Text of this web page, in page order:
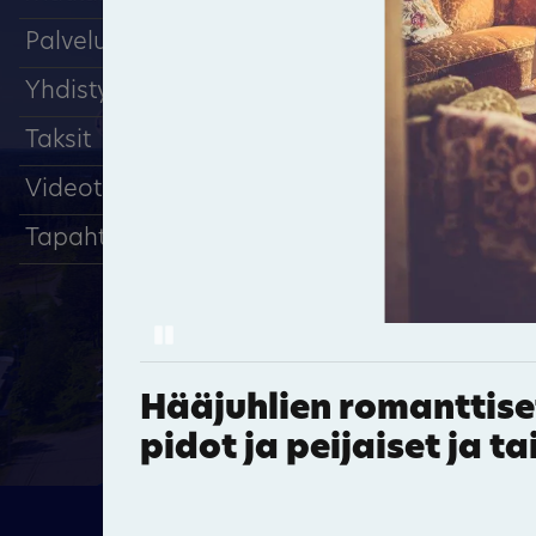
Palveluyritykset
Yhdistykset
Taksit
Videot
Tapahtumat
Hääjuhlien
pidot ja peijaiset ja